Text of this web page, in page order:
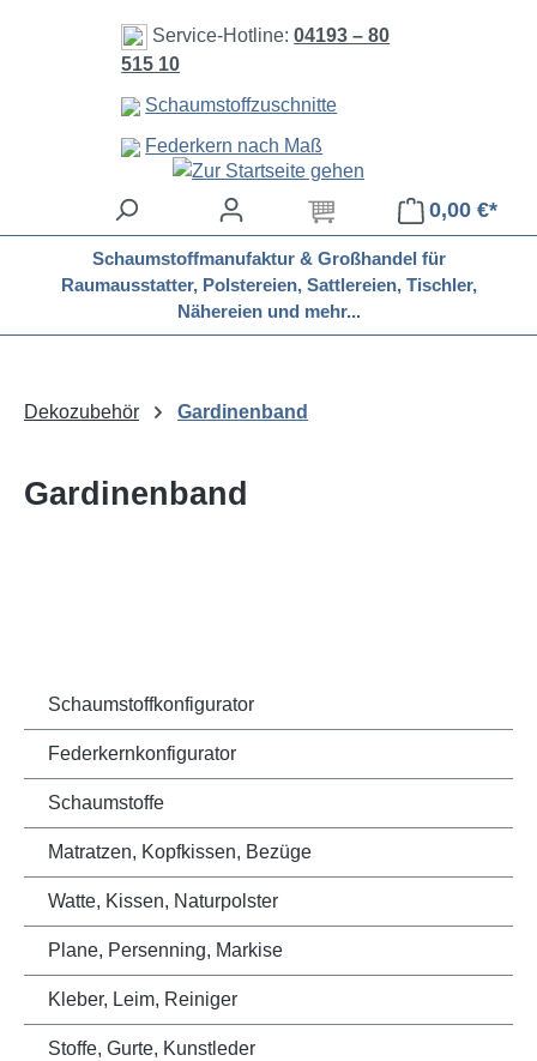
Zum Hauptinhalt springen
Service-Hotline:04193 – 80
515 10
Schaumstoffzuschnitte
Federkern nach Maß
0,00 €*
Schaumstoffmanufaktur & Großhandel für
Raumausstatter, Polstereien, Sattlereien, Tischler,
Nähereien und mehr...
Dekozubehör Gardinenband
Gardinenband
Schaumstoffkonfigurator
Federkernkonfigurator
Schaumstoffe
Matratzen, Kopfkissen, Bezüge
Watte, Kissen, Naturpolster
Plane, Persenning, Markise
Kleber, Leim, Reiniger
Stoffe, Gurte, Kunstleder